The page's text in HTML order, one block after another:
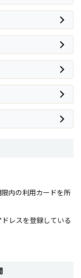
内の利用カードを所
レスを登録している